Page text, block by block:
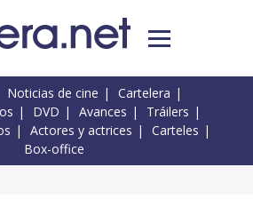
Noticias de cine
Cartelera
DVD Avances
Tráilers
Actores y actrices
Carteles
Box-office